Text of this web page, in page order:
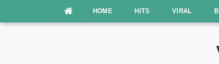
HOME HITS VIRAL